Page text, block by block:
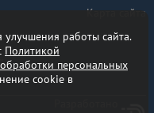
Карта сайта
работы сайта.
Политикой
персональных
cookie в